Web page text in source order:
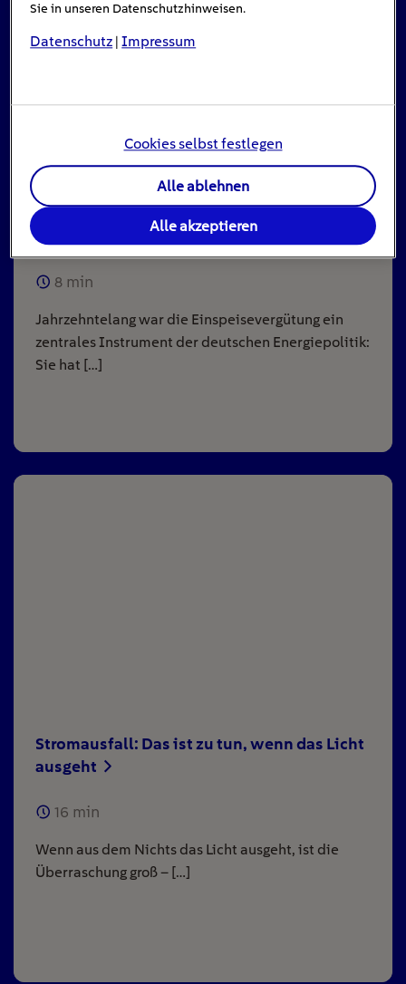
Einspeisevergütung für Photovoltaik-
Anlagen
8 min
Jahrzehntelang war die Einspeisevergütung ein
zentrales Instrument der deutschen Energiepolitik:
Sie hat […]
Stromausfall: Das ist zu tun, wenn das Licht
ausgeht
16 min
Wenn aus dem Nichts das Licht ausgeht, ist die
Überraschung groß – […]
Sie in unseren Datenschutzhinweisen.
Datenschutz |Impressum
Cookies selbst festlegen
Alle ablehnen
Alle akzeptieren